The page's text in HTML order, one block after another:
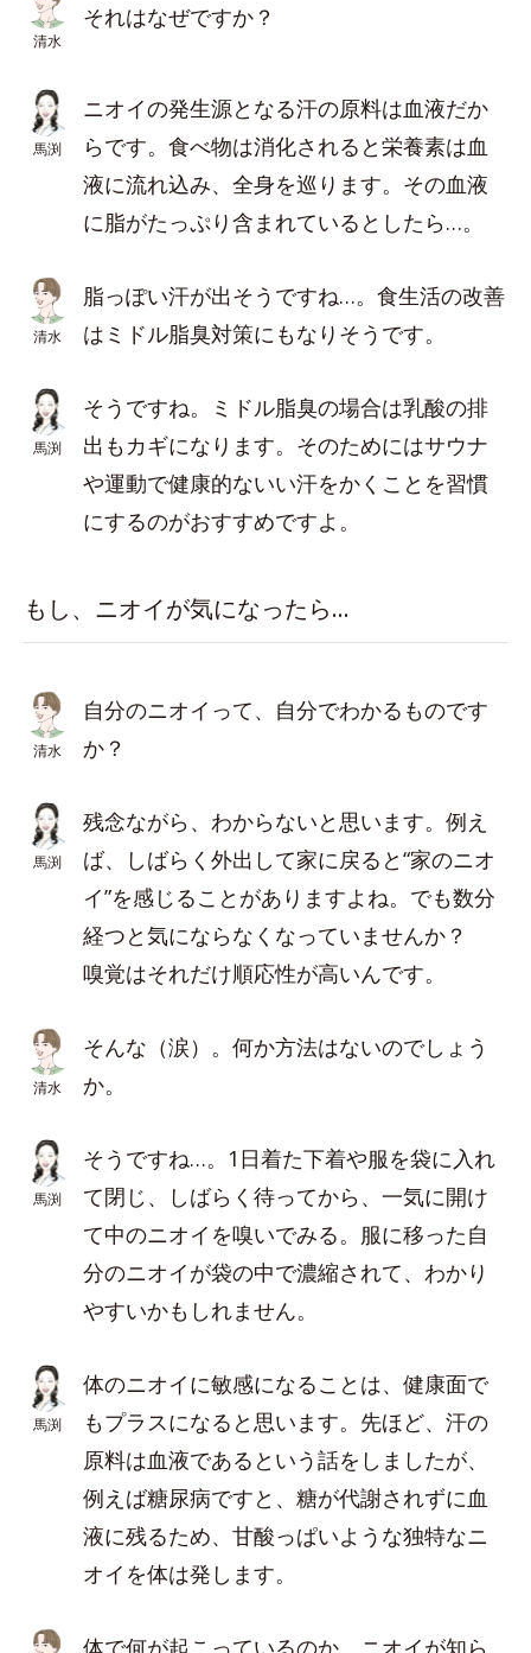
清水
それはなぜですか？
馬渕
ニオイの発生源となる汗の原料は血液だか
らです。食べ物は消化されると栄養素は血
液に流れ込み、全身を巡ります。その血液
に脂がたっぷり含まれているとしたら…。
清水
脂っぽい汗が出そうですね…。食生活の改善
はミドル脂臭対策にもなりそうです。
馬渕
そうですね。ミドル脂臭の場合は乳酸の排
出もカギになります。そのためにはサウナ
や運動で健康的ないい汗をかくことを習慣
にするのがおすすめですよ。
もし、ニオイが気になったら…
清水
自分のニオイって、自分でわかるものです
か？
馬渕
残念ながら、わからないと思います。例え
ば、しばらく外出して家に戻ると“家のニオ
イ”を感じることがありますよね。でも数分
経つと気にならなくなっていませんか？
嗅覚はそれだけ順応性が高いんです。
清水
そんな（涙）。何か方法はないのでしょう
か。
馬渕
そうですね…。1日着た下着や服を袋に入れ
て閉じ、しばらく待ってから、一気に開け
て中のニオイを嗅いでみる。服に移った自
分のニオイが袋の中で濃縮されて、わかり
やすいかもしれません。
馬渕
体のニオイに敏感になることは、健康面で
もプラスになると思います。先ほど、汗の
原料は血液であるという話をしましたが、
例えば糖尿病ですと、糖が代謝されずに血
液に残るため、甘酸っぱいような独特なニ
オイを体は発します。
体で何が起こっているのか、ニオイが知ら